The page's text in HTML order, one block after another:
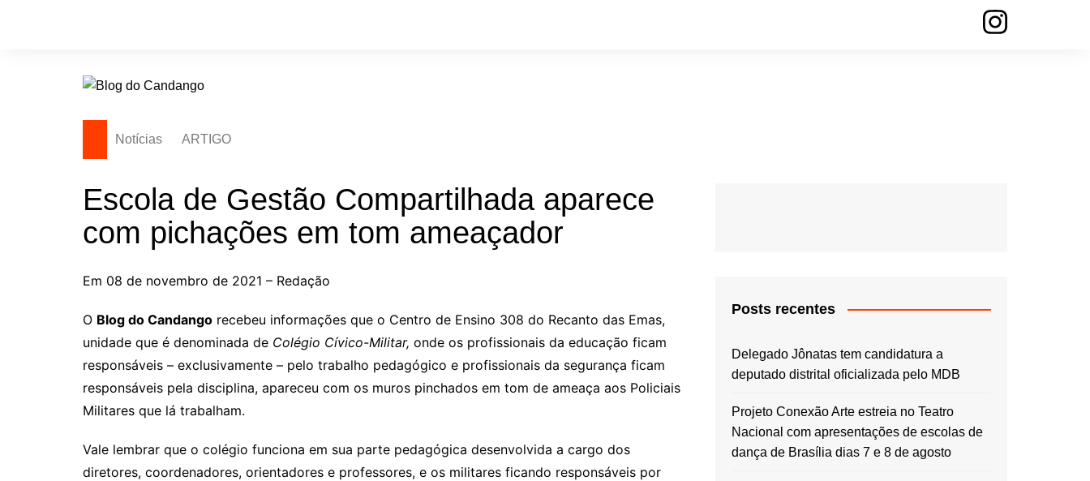
Notícias ARTIGO
Escola de Gestão Compartilhada aparece
com pichações em tom ameaçador
Em 08 de novembro de 2021 – Redação
O Blog do Candango recebeu informações que o Centro de Ensino 308 do Recanto das Emas,
unidade que é denominada de Colégio Cívico-Militar, onde os profissionais da educação ficam
responsáveis – exclusivamente – pelo trabalho pedagógico e profissionais da segurança ficam
responsáveis pela disciplina, apareceu com os muros pinchados em tom de ameaça aos Policiais
Militares que lá trabalham.
Vale lembrar que o colégio funciona em sua parte pedagógica desenvolvida a cargo dos
diretores, coordenadores, orientadores e professores, e os militares ficando responsáveis por
Posts recentes
Delegado Jônatas tem candidatura a
deputado distrital oficializada pelo MDB
Projeto Conexão Arte estreia no Teatro
Nacional com apresentações de escolas de
dança de Brasília dias 7 e 8 de agosto